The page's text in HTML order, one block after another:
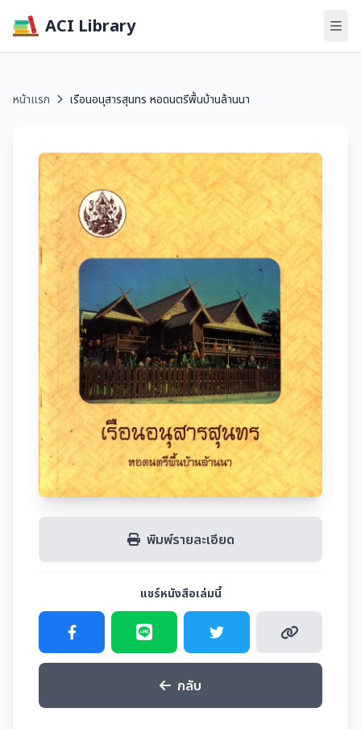
ACI Library
หน้าแรก เรือนอนุสารสุนทร หอดนตรีพื้นบ้านล้านนา
พิมพ์รายละเอียด
แชร์หนังสือเล่มนี้
กลับ